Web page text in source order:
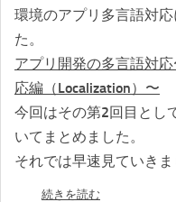
環境のアプリ多言語対
た。
アプリ開発の多言語対
応編（Localization）〜
今回はその第2回目とし
いてまとめました。
それでは早速見ていきま
続きを読む